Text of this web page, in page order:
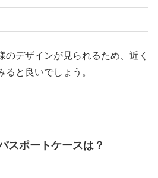
のデザインが見られるため、近く
と良いでしょう。
スポートケースは？